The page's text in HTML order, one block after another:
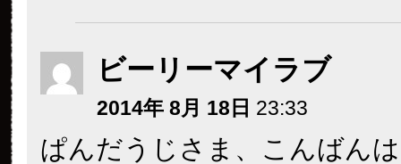
ビーリーマイラブ
2014年 8月 18日 23:33
ぱんだうじさま、こんばん